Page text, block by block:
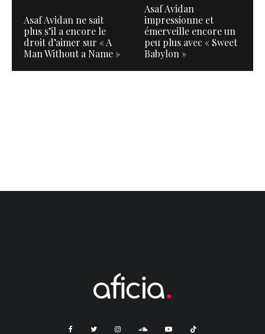
Asaf Avidan ne sait
plus s’il a encore le
droit d’aimer sur « A
Man Without a Name »
Asaf Avidan
impressionne et
émerveille encore un
peu plus avec « Sweet
Babylon »